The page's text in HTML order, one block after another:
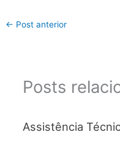
← Post anterior
Posts
Assistência